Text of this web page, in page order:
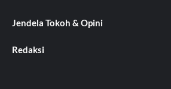
Jendela Tokoh & Opini
Redaksi